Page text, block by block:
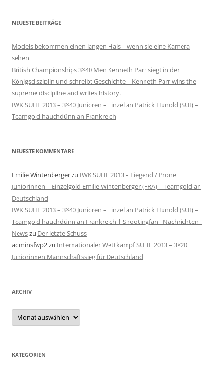
NEUESTE BEITRÄGE
Models bekommen einen langen Hals – wenn sie eine Kamera
sehen
British Championships 3×40 Men Kenneth Parr siegt in der
Königsdisziplin und schreibt Geschichte – Kenneth Parr wins the
supreme discipline and writes history.
IWK SUHL 2013 – 3×40 Junioren – Einzel an Patrick Hunold (SUI) –
Teamgold hauchdünn an Frankreich
NEUESTE KOMMENTARE
Emilie Wintenbergerzu IWK SUHL 2013 – Liegend / Prone
Juniorinnen – Einzelgold Emilie Wintenberger (FRA) – Teamgold an
Deutschland
IWK SUHL 2013 – 3×40 Junioren – Einzel an Patrick Hunold (SUI) –
Teamgold hauchdünn an Frankreich | Shootingfan - Nachrichten -
Newszu Der letzte Schuss
adminsfwp2zu Internationaler Wettkampf SUHL 2013 – 3×20
Juniorinnen Mannschaftssieg für Deutschland
ARCHIV
Archiv
KATEGORIEN